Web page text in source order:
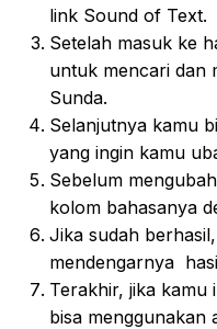
link Sound of Text.
Setelah masuk ke
untuk mencari dan
Sunda.
Selanjutnya kamu
yang ingin kamu
Sebelum
kolom bahasanya
Jika sudah
mendengarnya
Terakhir, jika kamu
bisa menggunakan